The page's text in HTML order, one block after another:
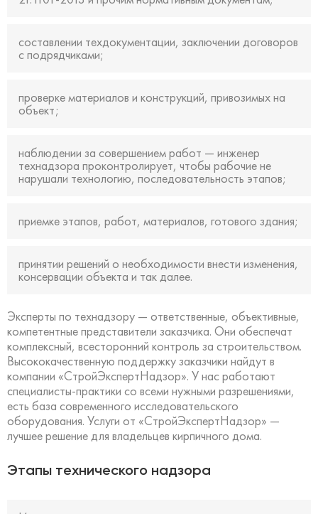
составлении техдокументации, заключении договоров
с подрядчиками;
проверке материалов и конструкций, привозимых на
объект;
наблюдении за совершением работ — инженер
технадзора проконтролирует, чтобы рабочие не
нарушали технологию, последовательность этапов;
приемке этапов, работ, материалов, готового здания;
принятии решений о необходимости внести изменения,
консервации объекта и так далее.
Эксперты по технадзору — ответственные, объективные,
компетентные представители заказчика. Они обеспечат
комплексный, всесторонний контроль за строительством.
Высококачественную поддержку заказчики найдут в
компании «СтройЭкспертНадзор». У нас работают
специалисты-практики со всеми нужными разрешениями,
есть база современного исследовательского
оборудования. Услуги от «СтройЭкспертНадзор» —
лучшее решение для владельцев кирпичного дома.
Этапы технического надзора